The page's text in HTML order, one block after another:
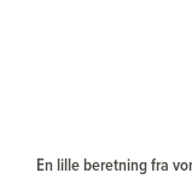
En lille beretning fra